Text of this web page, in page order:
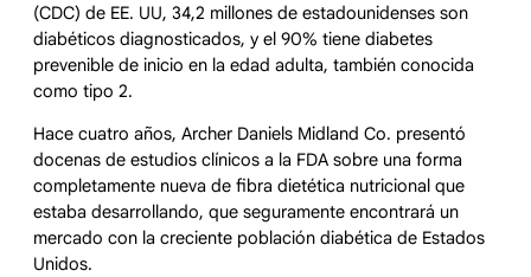
(CDC) de EE. UU, 34,2 millones de estadounidenses son
diabéticos diagnosticados, y el 90% tiene diabetes
prevenible de inicio en la edad adulta, también conocida
como tipo 2.
Hace cuatro años, Archer Daniels Midland Co. presentó
docenas de estudios clínicos a la FDA sobre una forma
completamente nueva de fibra dietética nutricional que
estaba desarrollando, que seguramente encontrará un
mercado con la creciente población diabética de Estados
Unidos.